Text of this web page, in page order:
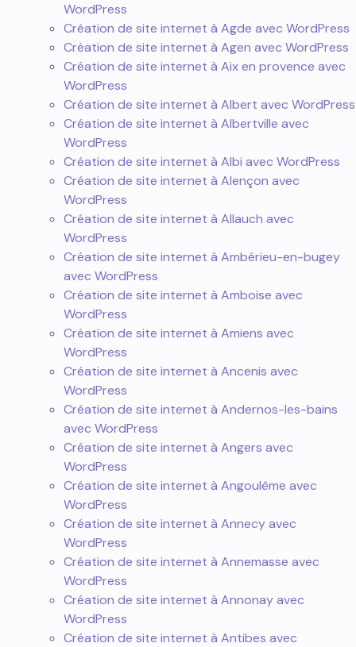
WordPress
Création de site internet à Agde avec WordPress
Création de site internet à Agen avec WordPress
Création de site internet à Aix en provence avec
WordPress
Création de site internet à Albert avec WordPress
Création de site internet à Albertville avec
WordPress
Création de site internet à Albi avec WordPress
Création de site internet à Alençon avec
WordPress
Création de site internet à Allauch avec
WordPress
Création de site internet à Ambérieu-en-bugey
avec WordPress
Création de site internet à Amboise avec
WordPress
Création de site internet à Amiens avec
WordPress
Création de site internet à Ancenis avec
WordPress
Création de site internet à Andernos-les-bains
avec WordPress
Création de site internet à Angers avec
WordPress
Création de site internet à Angoulême avec
WordPress
Création de site internet à Annecy avec
WordPress
Création de site internet à Annemasse avec
WordPress
Création de site internet à Annonay avec
WordPress
Création de site internet à Antibes avec